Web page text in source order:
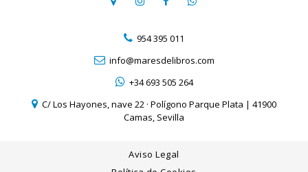
954 395 011
info@maresdelibros.com
+34 693 505 264
C/ Los Hayones, nave 22 · Polígono Parque Plata | 41900
Camas, Sevilla
Aviso Legal